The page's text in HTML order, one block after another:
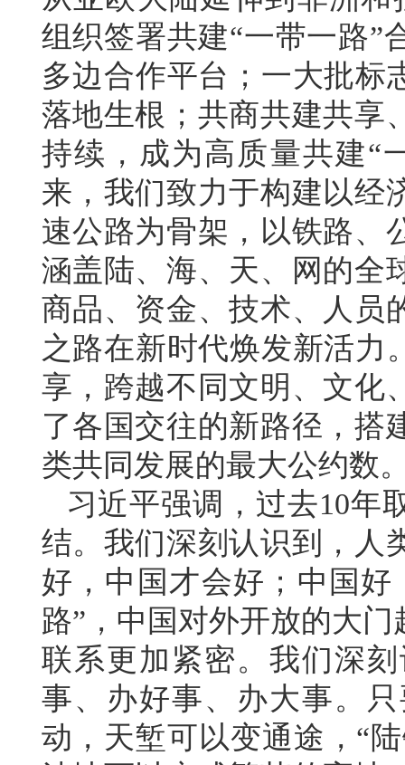
组织签署共建“一带一路”
多边合作平台；一大批标
落地生根；共商共建共享
持续，成为高质量共建“
来，我们致力于构建以经
速公路为骨架，以铁路、
涵盖陆、海、天、网的全
商品、资金、技术、人员
之路在新时代焕发新活力
享，跨越不同文明、文化
了各国交往的新路径，搭
类共同发展的最大公约数
习近平强调，过去10年
结。我们深刻认识到，人
好，中国才会好；中国
路”，中国对外开放的大
联系更加紧密。我们深
事、办好事、办大事。
动，天堑可以变通途，“